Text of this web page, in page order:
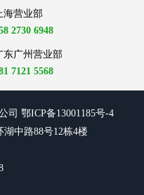
海营业部
2730 6948
东广州营业部
7121 5568
司 鄂ICP备13001185号-4
中路88号12栋4楼